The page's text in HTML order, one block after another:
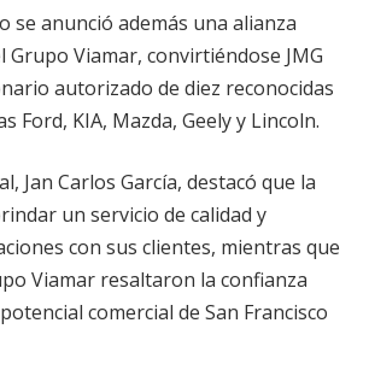
se anunció además una alianza
Grupo Viamar, convirtiéndose JMG
autorizado de diez reconocidas
Ford, KIA, Mazda, Geely y Lincoln.
Jan Carlos García, destacó que la
un servicio de calidad y
con sus clientes, mientras que
Viamar resaltaron la confianza
comercial de San Francisco